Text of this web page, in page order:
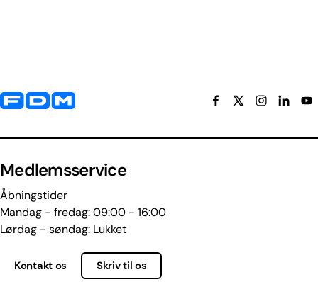
Yderligere information og kontaktoplysninger
Medlemsservice
Åbningstider
Mandag - fredag: 09:00 - 16:00
Lørdag - søndag: Lukket
Kontakt os Skriv til os